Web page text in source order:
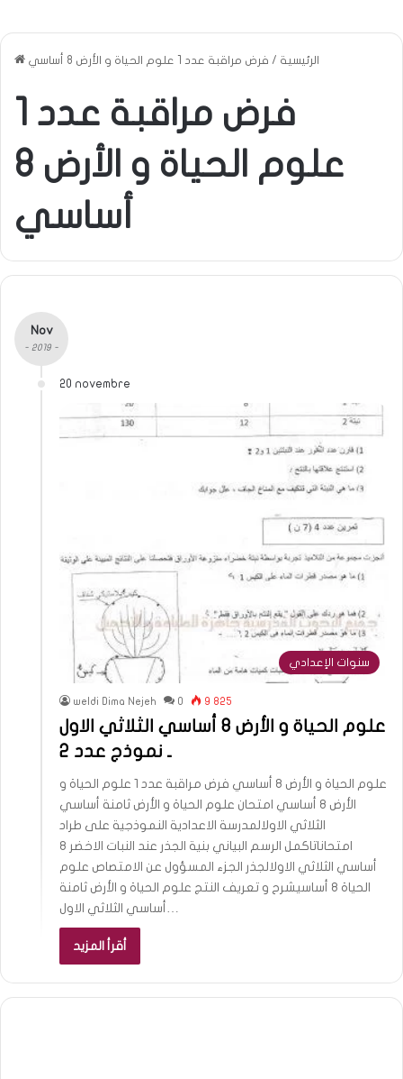
الرئيسية / فرض مراقبة عدد 1 علوم الحياة و الأرض 8 أساسي
علوم الحياة و الأرض 8
أساسي
Nov
- 2019 -
20 novembre
سنوات الإعدادي
weldi Dima Nejeh 0 9 825
علوم الحياة و الأرض 8 أساسي الثلاثي الاول
ـ نموذج عدد 2
علوم الحياة و الأرض 8 أساسي فرض مراقبة عدد 1 علوم الحياة و
الأرض 8 أساسي امتحان علوم الحياة و الأرض ثامنة أساسي
الثلاثي الاولالمدرسة الاعدادية النموذجية على طراد
امتحاناتاكمل الرسم البياني بنية الجذر عند النبات الاخضر 8
أساسي الثلاثي الاولالجذر الجزء المسؤول عن الامتصاص علوم
الحياة 8 أساسيشرح و تعريف النتج علوم الحياة و الأرض ثامنة
أساسي الثلاثي الاول…
أقرأ المزيد